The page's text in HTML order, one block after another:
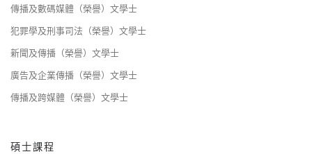
傳播及數碼媒體（榮譽）文學士
犯罪學及刑事司法（榮譽）文學士
新聞及傳播（榮譽）文學士
廣告及企業傳播（榮譽）文學士
傳播及跨媒體（榮譽）文學士
碩士課程